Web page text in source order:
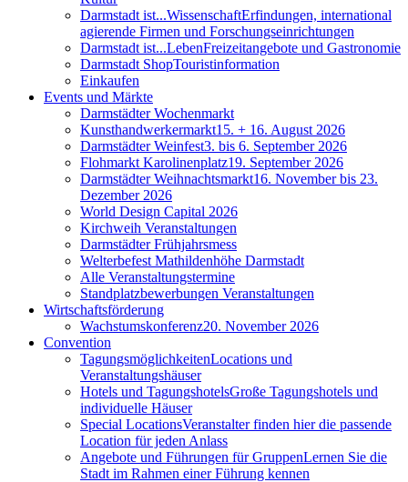
Darmstadt ist...WissenschaftErfindungen, international
agierende Firmen und Forschungseinrichtungen
Darmstadt ist...LebenFreizeitangebote und Gastronomie
Darmstadt ShopTouristinformation
Einkaufen
Events und Märkte
Darmstädter Wochenmarkt
Kunsthandwerkermarkt15. + 16. August 2026
Darmstädter Weinfest3. bis 6. September 2026
Flohmarkt Karolinenplatz19. September 2026
Darmstädter Weihnachtsmarkt16. November bis 23.
Dezember 2026
World Design Capital 2026
Kirchweih Veranstaltungen
Darmstädter Frühjahrsmess
Welterbefest Mathildenhöhe Darmstadt
Alle Veranstaltungstermine
Standplatzbewerbungen Veranstaltungen
Wirtschaftsförderung
Wachstumskonferenz20. November 2026
Convention
TagungsmöglichkeitenLocations und
Veranstaltungshäuser
Hotels und TagungshotelsGroße Tagungshotels und
individuelle Häuser
Special LocationsVeranstalter finden hier die passende
Location für jeden Anlass
Angebote und Führungen für GruppenLernen Sie die
Stadt im Rahmen einer Führung kennen